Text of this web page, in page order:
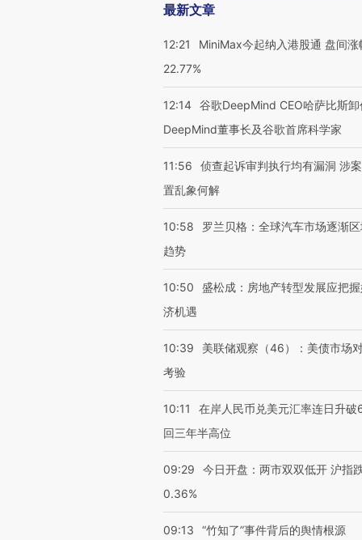
最新文章
12:21
MiniMax今起纳入港股通 盘间涨
22.77%
12:14 谷歌DeepMind CEO哈萨比斯
DeepMind董事长及谷歌首席科学家
11:56
侦查起诉审判执行均有漏洞 涉
置乱象何解
10:58
罗兰贝格：全球汽车市场逐渐
趋势
10:50
盛松成：房地产转型发展应把
济机遇
10:39
美联储观察（46）：美债市场
考验
10:11
在岸人民币兑美元汇率连日升破
回三年半高位
09:29
今日开盘：两市双双低开 沪指
0.36%
09:13 “竹知了”事件背后的舆情根源